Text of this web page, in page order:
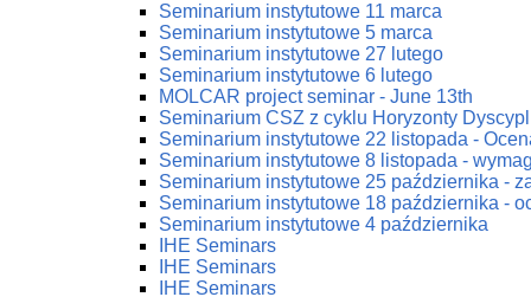
Seminarium instytutowe 11 marca
Seminarium instytutowe 5 marca
Seminarium instytutowe 27 lutego
Seminarium instytutowe 6 lutego
MOLCAR project seminar - June 13th
Seminarium CSZ z cyklu Horyzonty
Seminarium instytutowe 22 listopada -
Seminarium instytutowe 8 listopada -
Seminarium instytutowe 25 października -
Seminarium instytutowe 18 października -
Seminarium instytutowe 4 października
IHE Seminars
IHE Seminars
IHE Seminars